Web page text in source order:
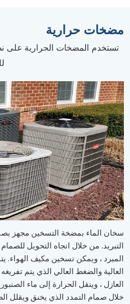
مضخات حرارية
تستخدم المضخات الحرارية على
سخان الماء بمضخة التسخين مجهز
التبريد. من خلال اتجاه التحويل
المبرد ، ويمكن تسخين مكيف الهواء.
العالية والضغط العالي الذي يتم
العازل ، وينقل الحرارة إلى ماء
خلال صمام التمدد الذي يخنق ويقلل